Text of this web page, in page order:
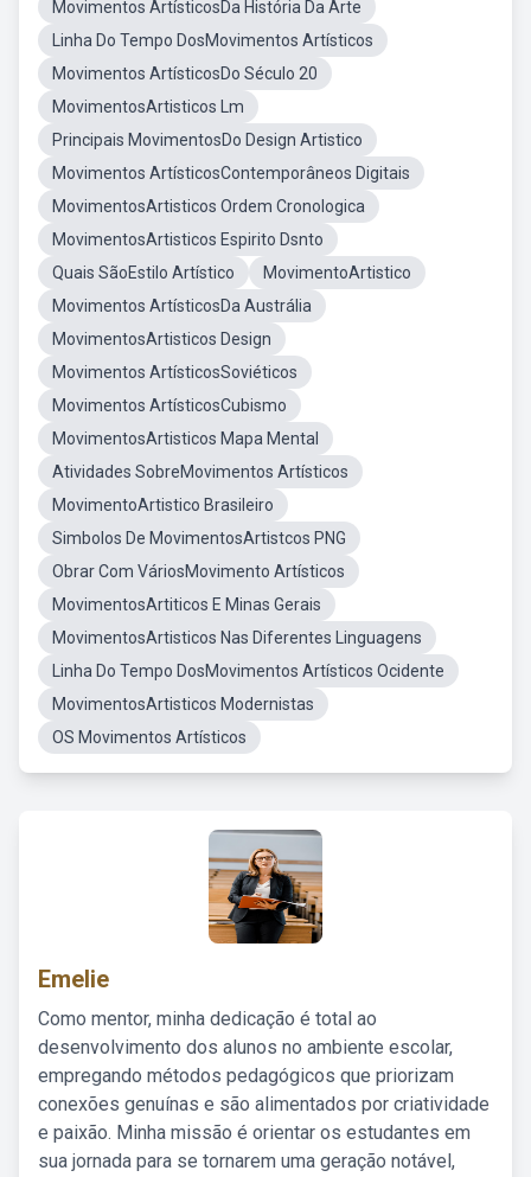
Movimentos ArtísticosDa História Da Arte
Linha Do Tempo DosMovimentos Artísticos
Movimentos ArtísticosDo Século 20
MovimentosArtisticos Lm
Principais MovimentosDo Design Artistico
Movimentos ArtísticosContemporâneos Digitais
MovimentosArtisticos Ordem Cronologica
MovimentosArtisticos Espirito Dsnto
Quais SãoEstilo Artístico
MovimentoArtistico
Movimentos ArtísticosDa Austrália
MovimentosArtisticos Design
Movimentos ArtísticosSoviéticos
Movimentos ArtísticosCubismo
MovimentosArtisticos Mapa Mental
Atividades SobreMovimentos Artísticos
MovimentoArtistico Brasileiro
Simbolos De MovimentosArtistcos PNG
Obrar Com VáriosMovimento Artísticos
MovimentosArtiticos E Minas Gerais
MovimentosArtisticos Nas Diferentes Linguagens
Linha Do Tempo DosMovimentos Artísticos Ocidente
MovimentosArtisticos Modernistas
OS Movimentos Artísticos
Emelie
Como mentor, minha dedicação é total ao
desenvolvimento dos alunos no ambiente escolar,
empregando métodos pedagógicos que priorizam
conexões genuínas e são alimentados por criatividade
e paixão. Minha missão é orientar os estudantes em
sua jornada para se tornarem uma geração notável,